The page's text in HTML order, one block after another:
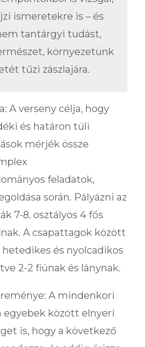
ismeretekre is – és
tantárgyi tudást,
környezetünk
tűzi zászlajára.
A verseny célja, hogy
és határon túli
mérjék össze
feladatok,
során. Pályázni az
7-8. osztályos 4 fős
A csapattagok között
és nyolcadikos
2-2 fiúnak és lánynak.
A mindenkori
egyebek között elnyeri
is, hogy a következő